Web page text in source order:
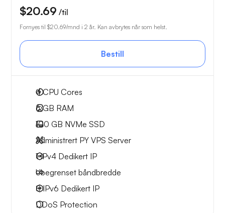
$20.69 /til
Fornyes til $20.69/mnd i 2 år. Kan avbrytes når som helst.
Bestill
4CPU Cores
6 GB RAM
100 GB NVMe SSD
Administrert PY VPS Server
1 IPv4 Dedikert IP
Ubegrenset båndbredde
8 IPv6 Dedikert IP
DDoS Protection